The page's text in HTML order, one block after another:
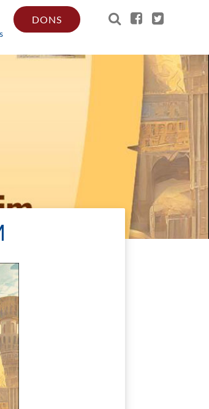
DONS